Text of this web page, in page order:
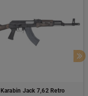
Karabin Jack 7,62 Retro